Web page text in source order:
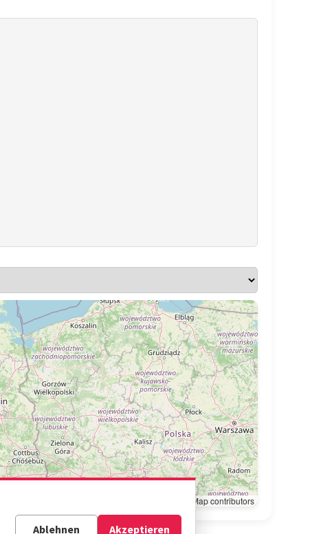
© OpenStreetMap contributors
Ablehnen Akzeptieren